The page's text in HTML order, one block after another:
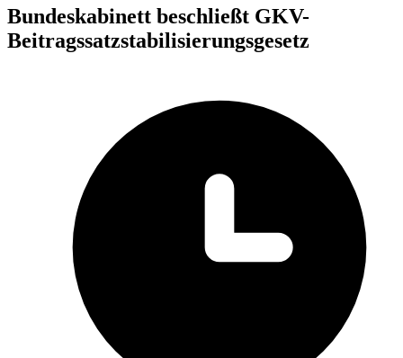
Bundeskabinett beschließt GKV-
Beitragssatzstabilisierungsgesetz